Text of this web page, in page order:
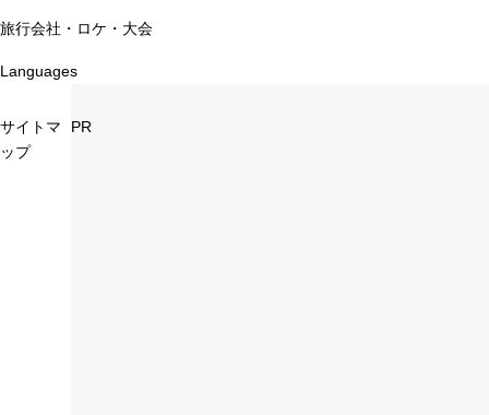
旅行会社・ロケ・大会
Languages
サイトマ
ップ
PR